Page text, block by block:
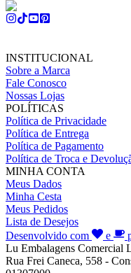
INSTITUCIONAL
Sobre a Marca
Fale Conosco
Nossas Lojas
POLÍTICAS
Política de Privacidade
Política de Entrega
Política de Pagamento
Política de Troca e
MINHA CONTA
Meus Dados
Minha Cesta
Meus Pedidos
Lista de Desejos
Desenvolvido com
e
Lu Embalagens Comercial
Rua Frei Caneca, 558 -